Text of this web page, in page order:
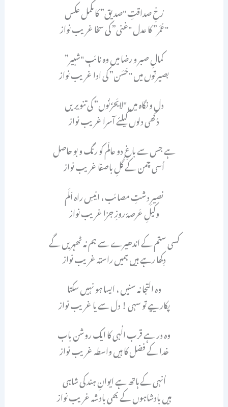
رُخِ صداقتِ "صدیق” کا مکمل عکس
"عُمَر” کا عدل "غنی” کی سخا غریب نواز
کمالِ صبر و رضا میں وہ نائبِ "شبیر”
بصیرتوں میں "حَسَن” کی ادا غریب نواز
دل و نگاہ میں "لایَحزَنُوں” کی تنویریں
دُکھی دلوں کیلئے آسرا غریب نواز
ہے جس سے باغِ دو عالَم کو رنگ و بو حاصل
اُسی چمن کے گُلِ باصفا غریب نواز
نصیرِ دشتِ مصائب ، انیسِ راہ اَلَم
وکیلِ عَرصۂ روزِ جزا غریب نواز
کسی ستم کے اندھیرے سے ہم نہ ٹھہریں گے
دِکھا رہے ہیں ہمیں راستہ غریب نواز
وہ التجا نہ سنیں ، ایسا ہو نہیں سکتا
پکارییے تو سہی ! دل سے یا غریب نواز
وہ در ہے قرب الٰہی کا ایک روشن باب
خدا کے فضل کا ہیں واسطہ غریب نواز
اُنہی کے ہاتھ ہے ایوانِ ہند کی شاہی
ہیں بادشاہوں کے بھی بادشہ غریب نواز